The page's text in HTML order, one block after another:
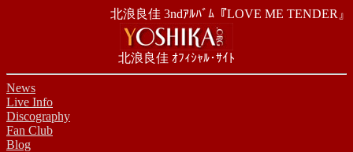
北浪良佳 3ndｱﾙﾊﾞﾑ『LOVE ME TENDER』
北浪良佳 ｵﾌｨｼｬﾙ･ｻｲﾄ
News
Live Info
Discography
Fan Club
Blog